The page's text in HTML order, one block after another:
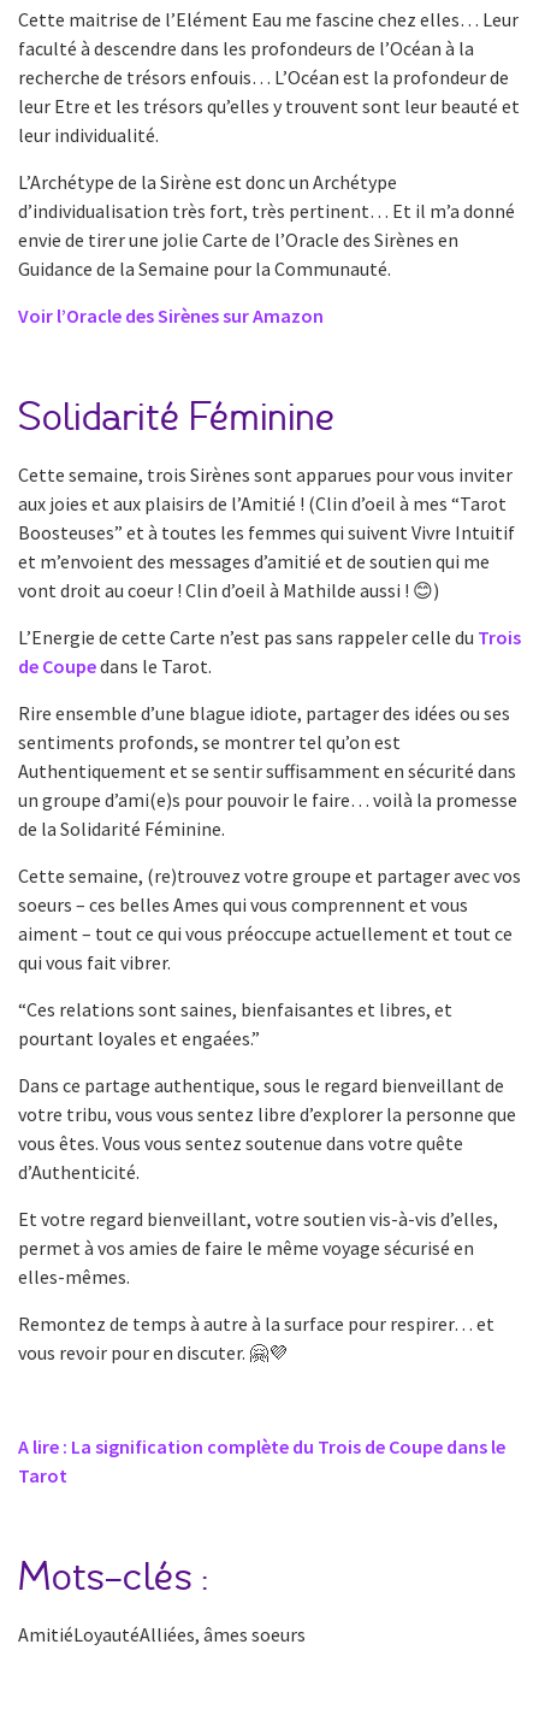
Cette maitrise de l’Elément Eau me fascine chez elles… Leur
faculté à descendre dans les profondeurs de l’Océan à la
recherche de trésors enfouis… L’Océan est la profondeur de
leur Etre et les trésors qu’elles y trouvent sont leur beauté et
leur individualité.
L’Archétype de la Sirène est donc un Archétype
d’individualisation très fort, très pertinent… Et il m’a donné
envie de tirer une jolie Carte de l’Oracle des Sirènes en
Guidance de la Semaine pour la Communauté.
Voir l’Oracle des Sirènes sur Amazon
Solidarité Féminine
Cette semaine, trois Sirènes sont apparues pour vous inviter
aux joies et aux plaisirs de l’Amitié ! (Clin d’oeil à mes “Tarot
Boosteuses” et à toutes les femmes qui suivent Vivre Intuitif
et m’envoient des messages d’amitié et de soutien qui me
vont droit au coeur ! Clin d’oeil à Mathilde aussi ! 😊)
L’Energie de cette Carte n’est pas sans rappeler celle du Trois
de Coupedans le Tarot.
Rire ensemble d’une blague idiote, partager des idées ou ses
sentiments profonds, se montrer tel qu’on est
Authentiquement et se sentir suffisamment en sécurité dans
un groupe d’ami(e)s pour pouvoir le faire… voilà la promesse
de la Solidarité Féminine.
Cette semaine, (re)trouvez votre groupe et partager avec vos
soeurs – ces belles Ames qui vous comprennent et vous
aiment – tout ce qui vous préoccupe actuellement et tout ce
qui vous fait vibrer.
“Ces relations sont saines, bienfaisantes et libres, et
pourtant loyales et engaées.”
Dans ce partage authentique, sous le regard bienveillant de
votre tribu, vous vous sentez libre d’explorer la personne que
vous êtes. Vous vous sentez soutenue dans votre quête
d’Authenticité.
Et votre regard bienveillant, votre soutien vis-à-vis d’elles,
permet à vos amies de faire le même voyage sécurisé en
elles-mêmes.
Remontez de temps à autre à la surface pour respirer… et
vous revoir pour en discuter. 🤗💜
A lire : La signification complète du Trois de Coupe dans le
Tarot
Mots-clés :
AmitiéLoyautéAlliées, âmes soeurs